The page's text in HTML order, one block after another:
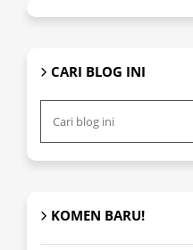
CARI BLOG INI
KOMEN BARU!